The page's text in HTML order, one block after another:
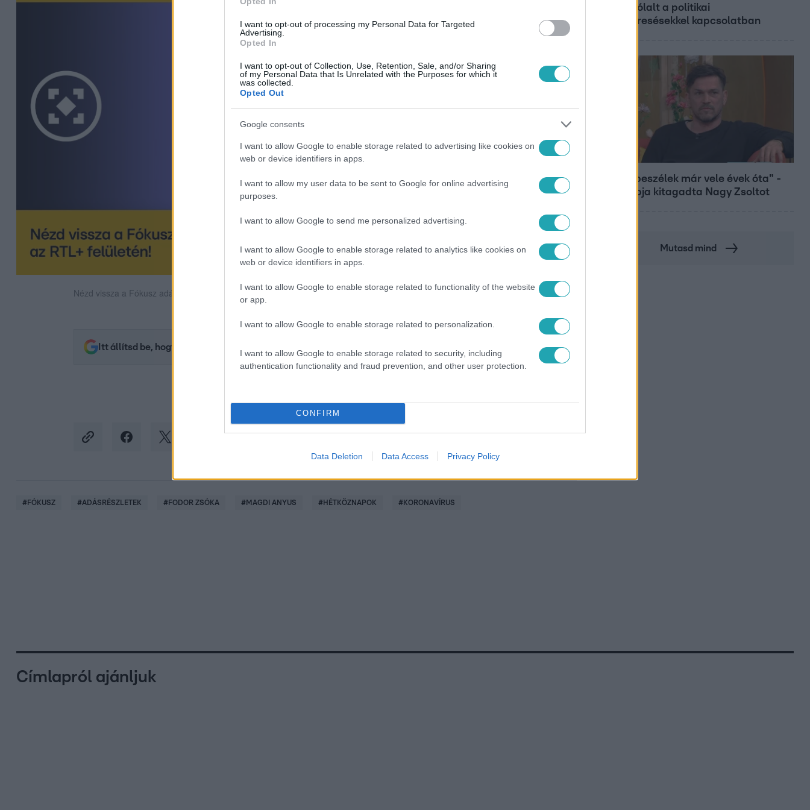
I want to opt-out of processing my Personal Data for Targeted
Advertising.
Opted In
I want to opt-out of Collection, Use, Retention, Sale, and/or Sharing
of my Personal Data that Is Unrelated with the Purposes for which it
was collected.
Opted Out
Google consents
I want to allow Google to enable storage related to advertising like cookies on
web or device identifiers in apps.
I want to allow my user data to be sent to Google for online advertising
purposes.
I want to allow Google to send me personalized advertising.
I want to allow Google to enable storage related to analytics like cookies on
web or device identifiers in apps.
I want to allow Google to enable storage related to functionality of the website
or app.
I want to allow Google to enable storage related to personalization.
I want to allow Google to enable storage related to security, including
authentication functionality and fraud prevention, and other user protection.
CONFIRM
Data Deletion Data Access Privacy Policy
Nézd vissza a Fókusz adásait az RTL+-on!
Itt állítsd be, hogy az RTL.hu az elsők között legyen a Google-találatokban!
#FÓKUSZ #ADÁSRÉSZLETEK #FODOR ZSÓKA #MAGDI ANYUS #HÉTKÖZNAPOK #KORONAVÍRUS
megszólalt a politikai
megkeresésekkel kapcsolatban
"Nem beszélek már vele évek óta" -
Édesapja kitagadta Nagy Zsoltot
Mutasd mind
Címlapról ajánljuk